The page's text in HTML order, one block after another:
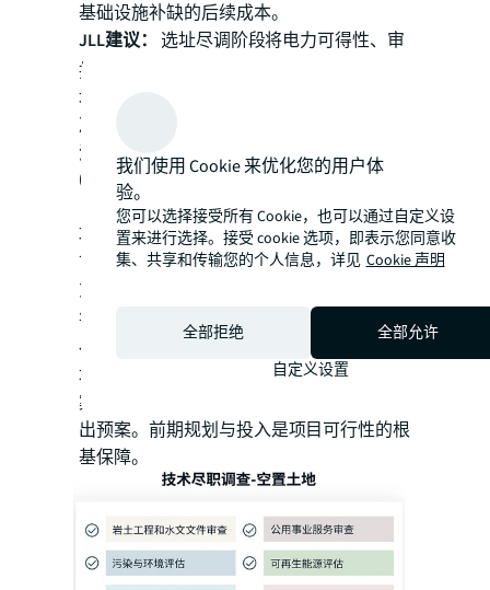
基础设施补缺的后续成本。
JLL建议： 选址尽调阶段将电力可得性、审
批周期、用工条件等纳入系统评估，引入属
地工业地产顾问，避免以国内经验套用海外
决策。同步考察热门区域相邻城市，平衡资
源禀赋与落地效率。
04海外自建数据中心
项目对电力容量与并网周期高度依赖，部分
市场电网接入周期可达3至5年。环境尽调不
充分可能导致社区诉讼与选址作废，带来以
年计的项目延误。
JLL建议：
确定地块前完成多维度技术与环
境尽调，前置锁定电力保障路径与绿电方
案，对属地环保合规框架与社区沟通策略做
出预案。前期规划与投入是项目可行性的根
基保障。
我们使用 Cookie 来优化您的用户体
验。
您可以选择接受所有 Cookie，也可以通过自定义设
置来进行选择。接受 cookie 选项，即表示您同意收
集、共享和传输您的个人信息，详见 Cookie 声明
全部拒绝
全部允许
自定义设置